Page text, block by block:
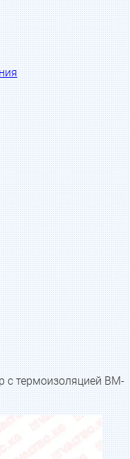
с термоизоляцией BM-